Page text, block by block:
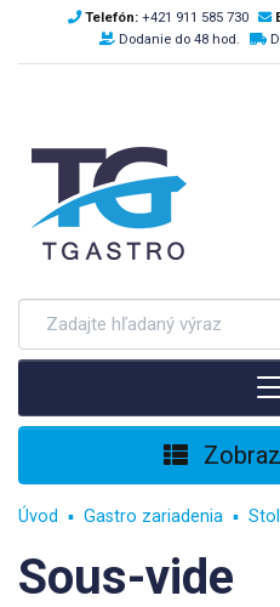
Telefón: +421 911 585 730
Dodanie do 48 hod.
Úvod Gastro zariadenia
Sous-vide